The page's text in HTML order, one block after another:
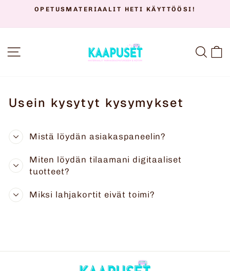
OPETUSMATERIAALIT HETI KÄYTTÖÖSI!
SIVUSTON NAVIGOINTI
Usein kysytyt kysymykset
Mistä löydän asiakaspaneelin?
Miten löydän tilaamani digitaaliset
tuotteet?
Miksi lahjakortit eivät toimi?